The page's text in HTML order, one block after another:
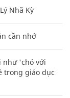
Nhã Kỳ
cần nhớ
như 'chó với
trong giáo dục